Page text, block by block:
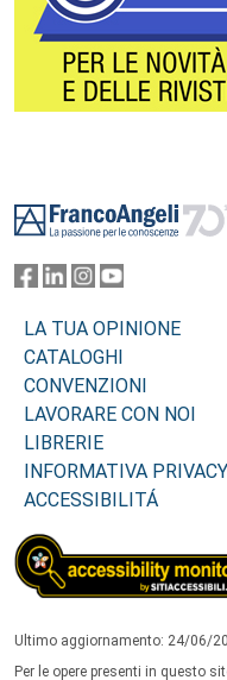
LA TUA OPINIONE
CATALOGHI
CONVENZIONI
LAVORARE CON NOI
LIBRERIE
INFORMATIVA PRIVACY
ACCESSIBILITÁ
Ultimo aggiornamento: 24/06/
Per le opere presenti in questo